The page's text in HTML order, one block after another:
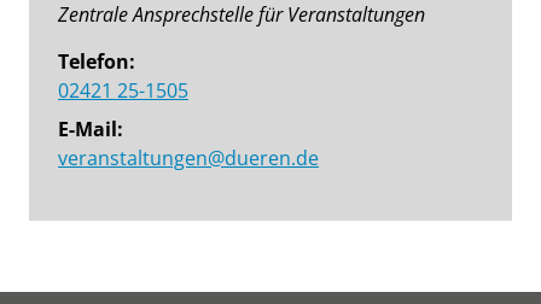
Zentrale Ansprechstelle für Veranstaltungen
Telefon:
02421 25-1505
E-Mail:
veranstaltungen@dueren.de